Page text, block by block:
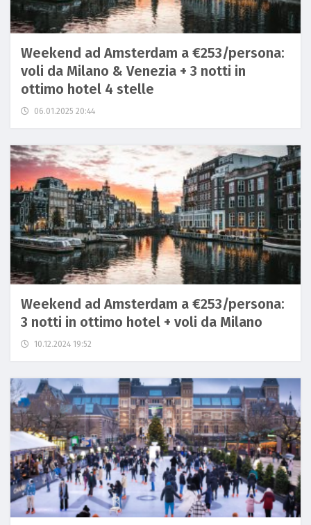
Weekend ad Amsterdam a €253/persona:
voli da Milano & Venezia + 3 notti in
ottimo hotel 4 stelle
06.01.2025 20:44
Weekend ad Amsterdam a €253/persona:
3 notti in ottimo hotel + voli da Milano
10.12.2024 19:52